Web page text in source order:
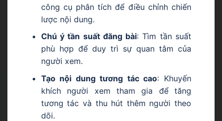
công cụ phân tích để điều chỉnh chiến
lược nội dung.
Chú ý tần suất đăng bài: Tìm tần suất
phù hợp để duy trì sự quan tâm của
người xem.
Tạo nội dung tương tác cao: Khuyến
khích người xem tham gia để tăng
tương tác và thu hút thêm người theo
dõi.